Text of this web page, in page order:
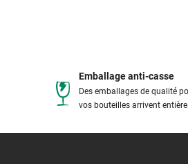
Emballage anti-casse
Des emballages de qualité
vos bouteilles arrivent